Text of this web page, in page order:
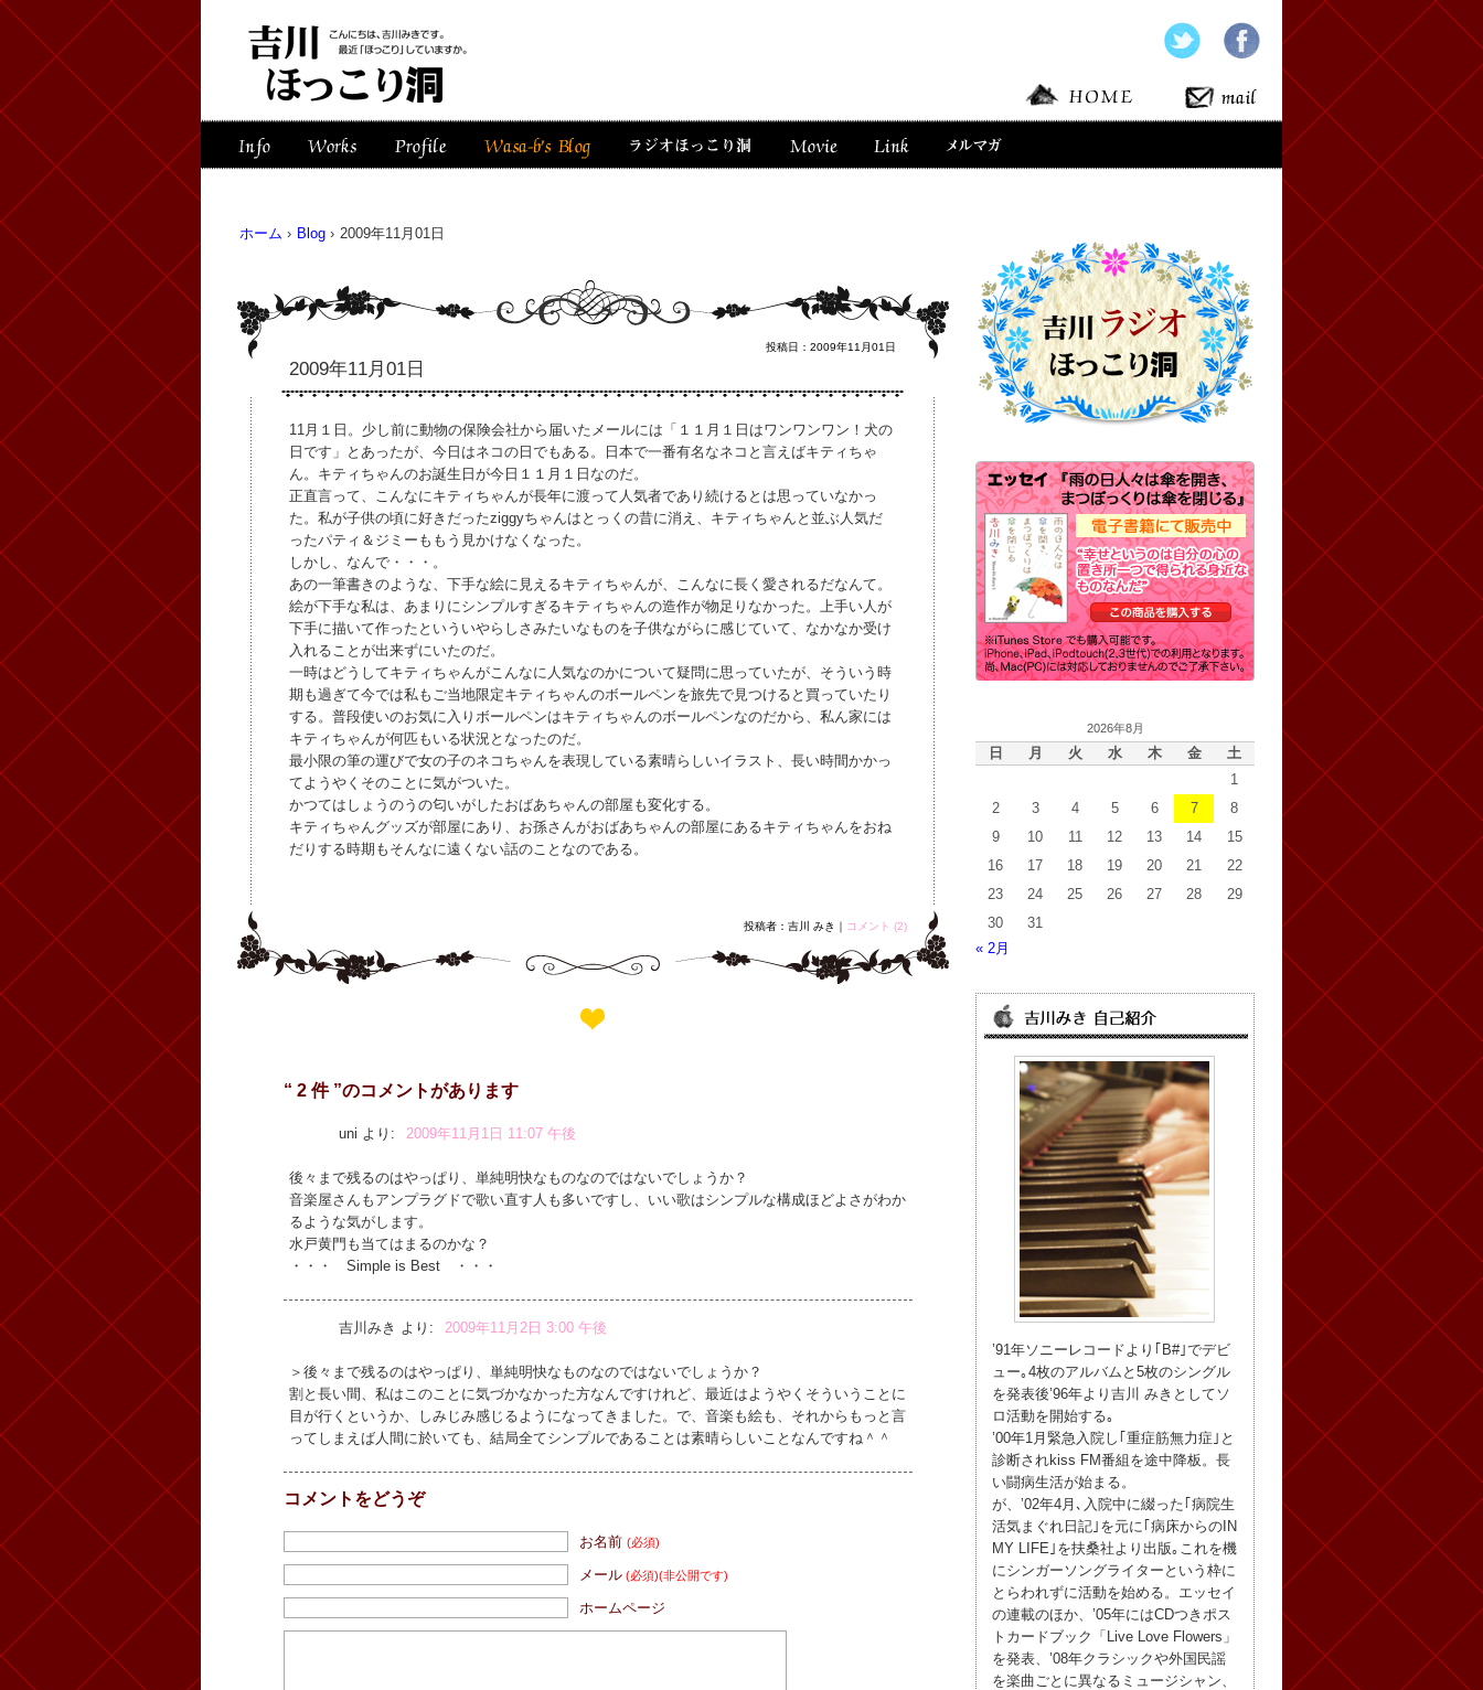
ホーム › Blog › 2009年11月01日
投稿日：2009年11月01日
2009年11月01日
11月１日。少し前に動物の保険会社から届いたメールには「１１月１日はワンワンワン！犬の
日です」とあったが、今日はネコの日でもある。日本で一番有名なネコと言えばキティちゃ
ん。キティちゃんのお誕生日が今日１１月１日なのだ。
正直言って、こんなにキティちゃんが長年に渡って人気者であり続けるとは思っていなかっ
た。私が子供の頃に好きだったziggyちゃんはとっくの昔に消え、キティちゃんと並ぶ人気だ
ったパティ＆ジミーももう見かけなくなった。
しかし、なんで・・・。
あの一筆書きのような、下手な絵に見えるキティちゃんが、こんなに長く愛されるだなんて。
絵が下手な私は、あまりにシンプルすぎるキティちゃんの造作が物足りなかった。上手い人が
下手に描いて作ったといういやらしさみたいなものを子供ながらに感じていて、なかなか受け
入れることが出来ずにいたのだ。
一時はどうしてキティちゃんがこんなに人気なのかについて疑問に思っていたが、そういう時
期も過ぎて今では私もご当地限定キティちゃんのボールペンを旅先で見つけると買っていたり
する。普段使いのお気に入りボールペンはキティちゃんのボールペンなのだから、私ん家には
キティちゃんが何匹もいる状況となったのだ。
最小限の筆の運びで女の子のネコちゃんを表現している素晴らしいイラスト、長い時間かかっ
てようやくそのことに気がついた。
かつてはしょうのうの匂いがしたおばあちゃんの部屋も変化する。
キティちゃんグッズが部屋にあり、お孫さんがおばあちゃんの部屋にあるキティちゃんをおね
だりする時期もそんなに遠くない話のことなのである。
投稿者：吉川 みき｜ コメント (2)
“ 2 件 ”のコメントがあります
uni より: 2009年11月1日 11:07 午後
後々まで残るのはやっぱり、単純明快なものなのではないでしょうか？
音楽屋さんもアンプラグドで歌い直す人も多いですし、いい歌はシンプルな構成ほどよさがわか
るような気がします。
水戸黄門も当てはまるのかな？
・・・ Simple is Best ・・・
吉川みき より: 2009年11月2日 3:00 午後
＞後々まで残るのはやっぱり、単純明快なものなのではないでしょうか？
割と長い間、私はこのことに気づかなかった方なんですけれど、最近はようやくそういうことに
目が行くというか、しみじみ感じるようになってきました。で、音楽も絵も、それからもっと言
ってしまえば人間に於いても、結局全てシンプルであることは素晴らしいことなんですね＾＾
コメントをどうぞ
お名前 (必須)
メール (必須)(非公開です)
ホームページ
2026年8月
日 月 火 水 木 金
土
1
2
3 4 5 6 7
8
9
10 11 12 13 14
15
16
17 18 19 20 21
22
23
24 25 26 27 28
29
30
31
« 2月
’91年ソニーレコードより｢B#｣でデビ
ュー｡4枚のアルバムと5枚のシングル
を発表後’96年より吉川 みきとしてソ
ロ活動を開始する｡
’00年1月緊急入院し｢重症筋無力症｣と
診断されkiss FM番組を途中降板。長
い闘病生活が始まる。
が、’02年4月､入院中に綴った｢病院生
活気まぐれ日記｣を元に｢病床からのIN
MY LIFE｣を扶桑社より出版｡これを機
にシンガーソングライターという枠に
とらわれずに活動を始める。エッセイ
の連載のほか、’05年にはCDつきポス
トカードブック「Live Love Flowers」
を発表、’08年クラシックや外国民謡
を楽曲ごとに異なるミュージシャン、